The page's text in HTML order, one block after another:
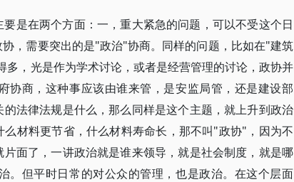
是在两个方面：一，重大紧急的问题，可以不受这个日
，需要突出的是"政治"协商。同样的问题，比如在"建筑
，光是作为学术讨论，或者是经营管理的讨论，政协并
协商，这种事应该由谁来管，是安监局管，还是建设部
法律法规是什么，那么同样是这个主题，就上升到政治
材料更节省，什么材料寿命长，那不叫"政协"，因为不
面了，一讲政治就是谁来领导，就是社会制度，就是哪
。但平时日常的对公众的管理，也是政治。在这个层面